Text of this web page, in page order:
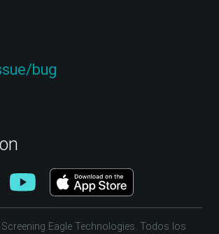
bug
Eagle Technologies. Todos los